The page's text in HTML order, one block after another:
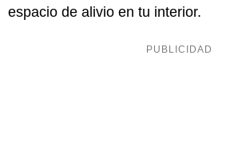
espacio de alivio en tu interior.